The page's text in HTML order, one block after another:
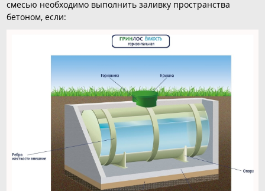
смесью необходимо выполнить заливку пространства
бетоном, если: